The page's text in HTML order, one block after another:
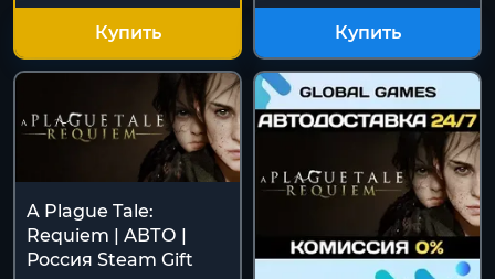
Купить Купить
A Plague Tale:
Requiem | АВТО |
Россия Steam Gift